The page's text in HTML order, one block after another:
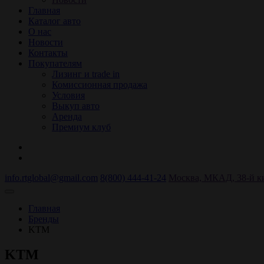
Главная
Каталог авто
О нас
Новости
Контакты
Покупателям
Лизинг и trade in
Комиссионная продажа
Условия
Выкуп авто
Аренда
Премиум клуб
info.rtglobal@gmail.com 8(800) 444-41-24
Главная
Бренды
KTM
KTM